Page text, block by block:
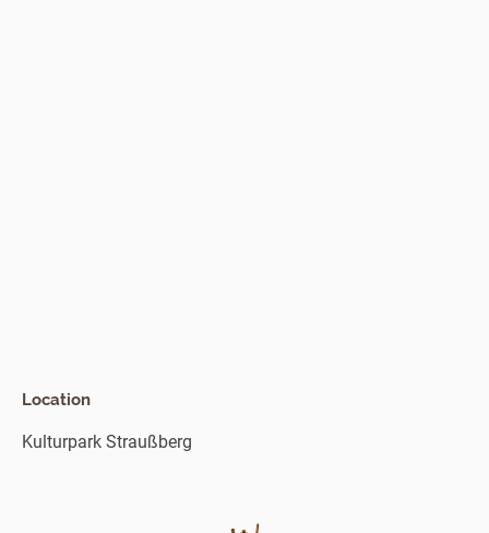
Location
Kulturpark Straußberg